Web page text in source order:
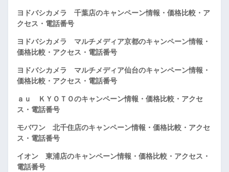
ヨドバシカメラ 千葉店のキャンペーン情報・価格比較・ア
クセス・電話番号
ヨドバシカメラ マルチメディア京都のキャンペーン情報・
価格比較・アクセス・電話番号
ヨドバシカメラ マルチメディア仙台のキャンペーン情報・
価格比較・アクセス・電話番号
ａｕ ＫＹＯＴＯのキャンペーン情報・価格比較・アクセ
ス・電話番号
モバワン 北千住店のキャンペーン情報・価格比較・アクセ
ス・電話番号
イオン 東浦店のキャンペーン情報・価格比較・アクセス・
電話番号